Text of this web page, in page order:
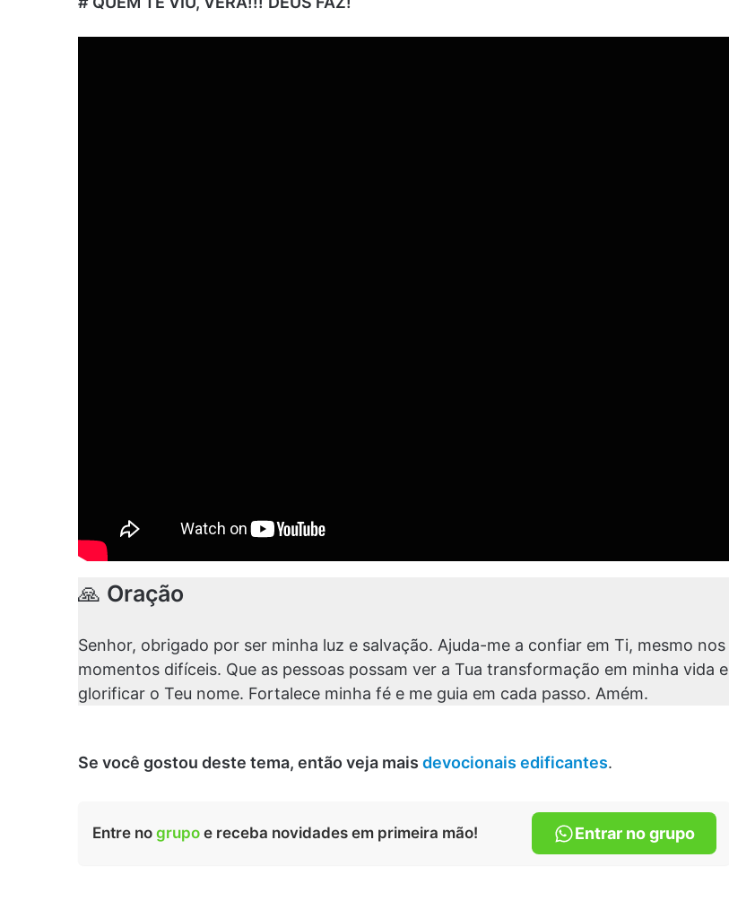
🙏 Oração
Senhor, obrigado por ser minha luz e salvação. Ajuda-me a confiar em Ti, mesmo nos
momentos difíceis. Que as pessoas possam ver a Tua transformação em minha vida e
glorificar o Teu nome. Fortalece minha fé e me guia em cada passo. Amém.
Se você gostou deste tema, então veja mais devocionais edificantes.
Entre no grupo e receba novidades em primeira mão! Entrar no grupo